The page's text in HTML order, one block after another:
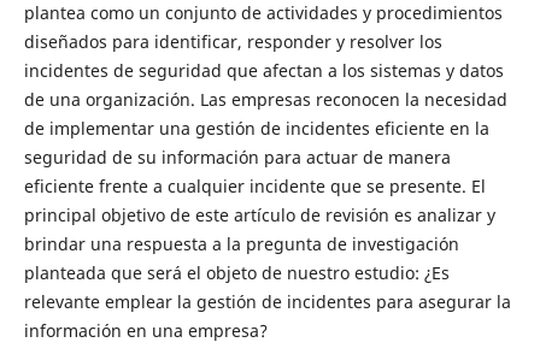
plantea como un conjunto de actividades y procedimientos
diseñados para identificar, responder y resolver los
incidentes de seguridad que afectan a los sistemas y datos
de una organización. Las empresas reconocen la necesidad
de implementar una gestión de incidentes eficiente en la
seguridad de su información para actuar de manera
eficiente frente a cualquier incidente que se presente. El
principal objetivo de este artículo de revisión es analizar y
brindar una respuesta a la pregunta de investigación
planteada que será el objeto de nuestro estudio: ¿Es
relevante emplear la gestión de incidentes para asegurar la
información en una empresa?